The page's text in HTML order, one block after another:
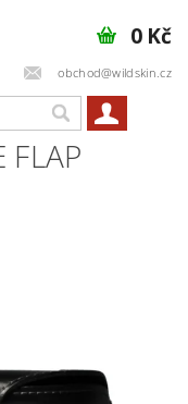
obchod@wildskin.cz
0 Kč
FLAP